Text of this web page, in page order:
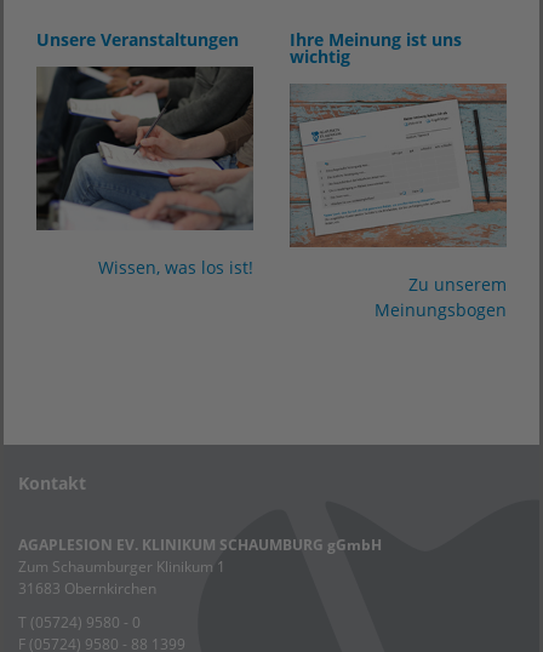
Unsere Veranstaltungen
Wissen, was los ist!
Ihre Meinung ist uns
wichtig
Zu unserem
Meinungsbogen
Kontakt
AGAPLESION EV. KLINIKUM SCHAUMBURG gGmbH
Zum Schaumburger Klinikum 1
31683 Obernkirchen
T (05724) 9580 - 0
F (05724) 9580 - 88 1399